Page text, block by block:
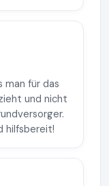
man für das
und nicht
hilfsbereit!